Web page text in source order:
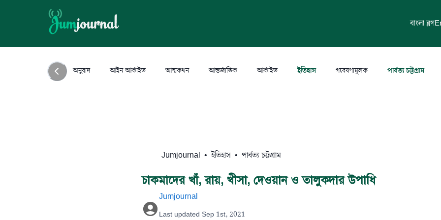
বাংলা ব্লগ
অনুবাদ আইন আর্কাইভ আত্মকথন আন্তর্জাতিক আর্কাইভ ইতিহাস গবেষণামূলক পার্বত্য চট্টগ্রাম
Jumjournal • ইতিহাস • পার্বত্য চট্টগ্রাম
চাকমাদের খাঁ, রায়, খীসা, দেওয়ান ও তালুকদার উপাধি
Jumjournal
Last updated Sep 1st, 2021